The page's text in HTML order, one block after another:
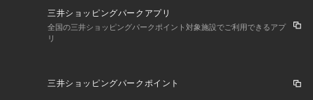
三井ショッピングパークアプリ
全国の三井ショッピングパークポイント対象施設でご利用できるアプ
リ
三井ショッピングパークポイント